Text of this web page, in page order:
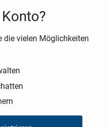
die vielen Möglichkeiten